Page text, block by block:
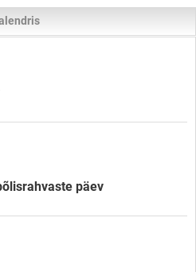
päev